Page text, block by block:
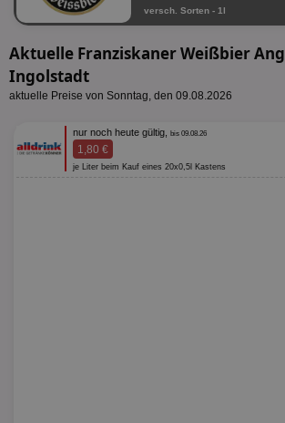
versch. Sorten - 1l
Aktuelle Franziskaner Weißbier
Ingolstadt
aktuelle Preise von Sonntag, den 09.08.2026
nur noch heute gültig, bis 09.08.26
1,80 €
je Liter beim Kauf eines 20x0,5l Kastens